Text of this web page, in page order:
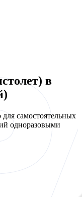
в
самостоятельных
одноразовыми